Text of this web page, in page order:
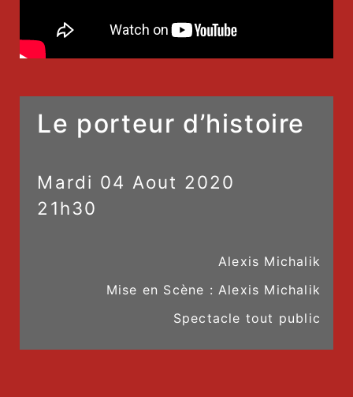
Le porteur d’histoire
Mardi 04 Aout 2020
21h30
Alexis Michalik
Mise en Scène : Alexis Michalik
Spectacle tout public